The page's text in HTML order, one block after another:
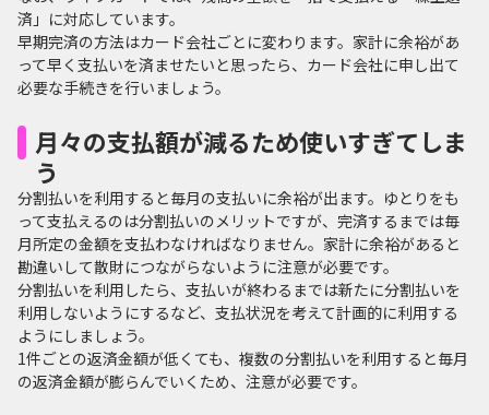
済」に対応しています。
早期完済の方法はカード会社ごとに変わります。家計に余裕があ
って早く支払いを済ませたいと思ったら、カード会社に申し出て
必要な手続きを行いましょう。
月々の支払額が減るため使いすぎてしま
う
分割払いを利用すると毎月の支払いに余裕が出ます。ゆとりをも
って支払えるのは分割払いのメリットですが、完済するまでは毎
月所定の金額を支払わなければなりません。家計に余裕があると
勘違いして散財につながらないように注意が必要です。
分割払いを利用したら、支払いが終わるまでは新たに分割払いを
利用しないようにするなど、支払状況を考えて計画的に利用する
ようにしましょう。
1件ごとの返済金額が低くても、複数の分割払いを利用すると毎月
の返済金額が膨らんでいくため、注意が必要です。